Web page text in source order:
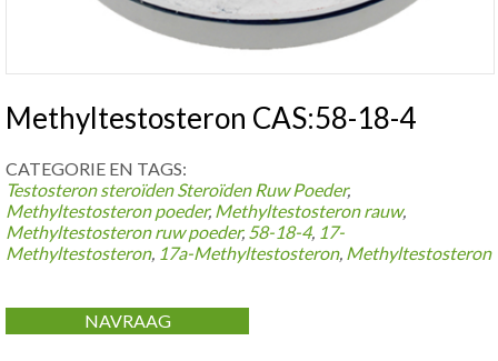
Methyltestosteron CAS:58-18-4
CATEGORIE EN TAGS:
Testosteron steroïden Steroïden Ruw Poeder,
Methyltestosteron poeder, Methyltestosteron rauw,
Methyltestosteron ruw poeder, 58-18-4, 17-
Methyltestosteron, 17a-Methyltestosteron, Methyltestosteron
NAVRAAG